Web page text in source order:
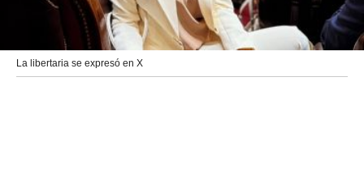
La libertaria se expresó en X